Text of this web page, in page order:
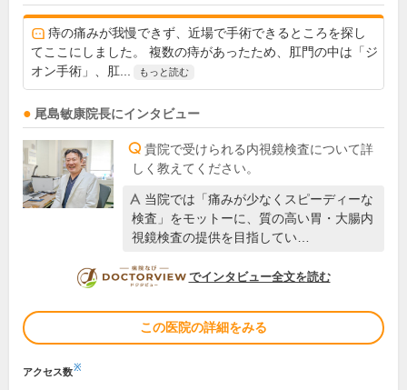
痔の痛みが我慢できず、近場で手術できるところを探し
てここにしました。 複数の痔があったため、肛門の中は「ジ
オン手術」、肛...
もっと読む
尾島敏康院長にインタビュー
貴院で受けられる内視鏡検査について詳
しく教えてください。
当院では「痛みが少なくスピーディーな
検査」をモットーに、質の高い胃・大腸内
視鏡検査の提供を目指してい…
DOCTORVIEW
でインタビュー全文を読む
この医院の詳細をみる
アクセス数※